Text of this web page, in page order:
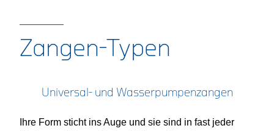
Zangen-Typen
Universal- und Wasserpumpenzangen
Ihre Form sticht ins Auge und sie sind in fast jeder